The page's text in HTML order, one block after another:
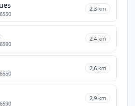
2,3 km
2,4 km
2,6 km
2,9 km